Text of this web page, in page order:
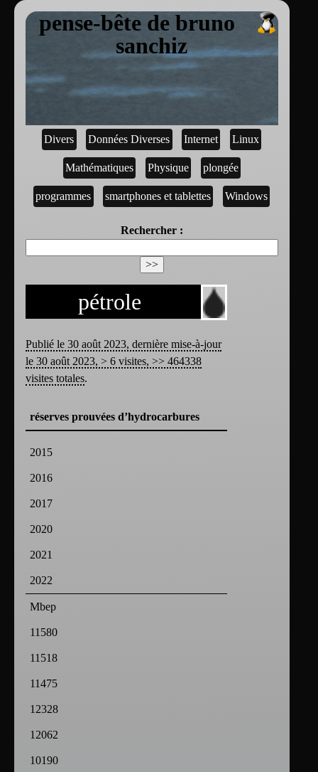
pense-bête de bruno
sanchiz
Divers Données Diverses Internet Linux
Mathématiques Physique plongée
programmes smartphones et tablettes Windows
Rechercher :
pétrole
Publié le 30 août 2023, dernière mise-à-jour
le 30 août 2023, > 6 visites, >> 464338
visites totales.
réserves prouvées d’hydrocarbures
2015
2016
2017
2020
2021
2022
Mbep
11580
11518
11475
12328
12062
10190